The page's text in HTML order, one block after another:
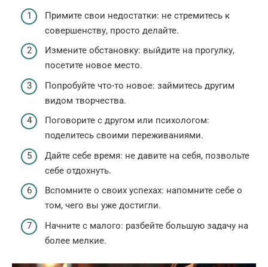
Примите свои недостатки: не стремитесь к
совершенству, просто делайте.
Измените обстановку: выйдите на прогулку,
посетите новое место.
Попробуйте что-то новое: займитесь другим
видом творчества.
Поговорите с другом или психологом:
поделитесь своими переживаниями.
Дайте себе время: не давите на себя, позвольте
себе отдохнуть.
Вспомните о своих успехах: напомните себе о
том, чего вы уже достигли.
Начните с малого: разбейте большую задачу на
более мелкие.